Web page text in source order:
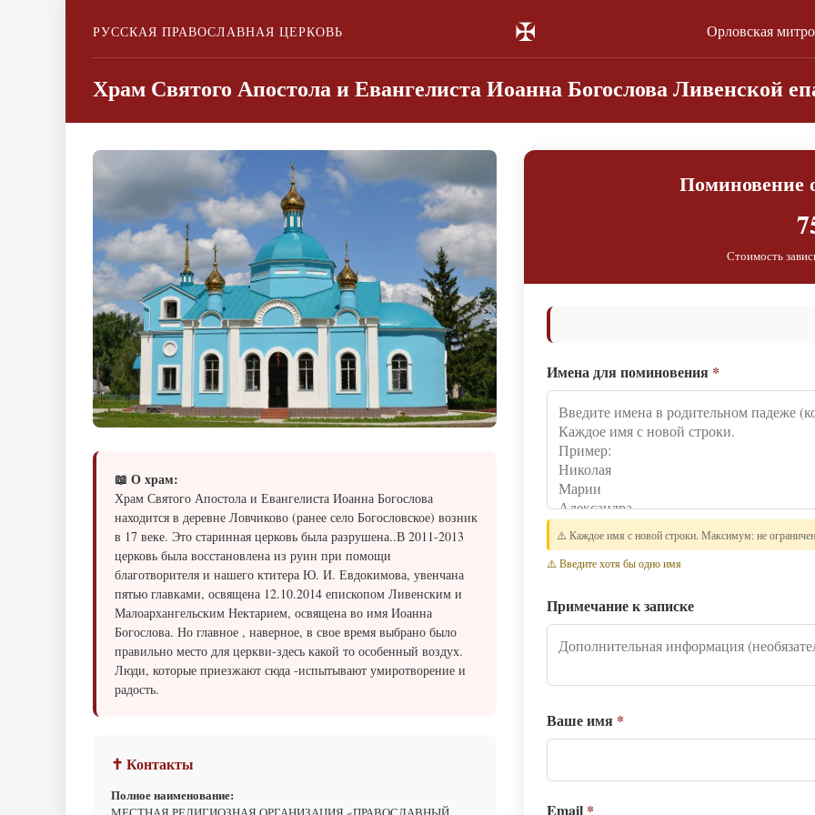
РУССКАЯ ПРАВОСЛАВНАЯ ЦЕРКОВЬ ✠ Орловская
Храм Святого Апостола и Евангелиста Иоанна Богослова Ливенской
📖 О храм:
Храм Святого Апостола и Евангелиста Иоанна Богослова
находится в деревне Ловчиково (ранее село Богословское) возник
в 17 веке. Это старинная церковь была разрушена..В 2011-2013
церковь была восстановлена из руин при помощи
благотворителя и нашего ктитера Ю. И. Евдокимова, увенчана
пятью главками, освящена 12.10.2014 епископом Ливенским и
Малоархангельским Нектарием, освящена во имя Иоанна
Богослова. Но главное , наверное, в свое время выбрано было
правильно место для церкви-здесь какой то особенный воздух.
Люди, которые приезжают сюда -испытывают умиротворение и
радость.
✝ Контакты
Полное наименование:
Поминовение
Стоимость
Имена для поминовения *
⚠️ Каждое имя с новой строки. Максимум: не
⚠️ Введите хотя бы одно имя
Примечание к записке
Ваше имя *
Email *